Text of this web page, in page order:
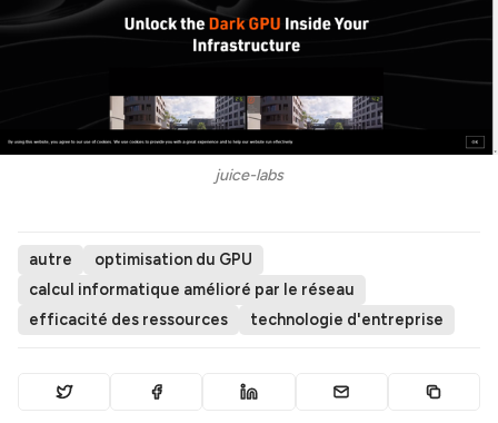
juice-labs
autre
optimisation du GPU
calcul informatique amélioré par le réseau
efficacité des ressources
technologie d'entreprise